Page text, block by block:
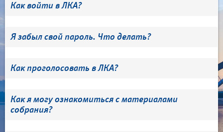
Как войти в ЛКА?
Я забыл свой пароль. Что делать?
Как проголосовать в ЛКА?
Как я могу ознакомиться с материалами
собрания?